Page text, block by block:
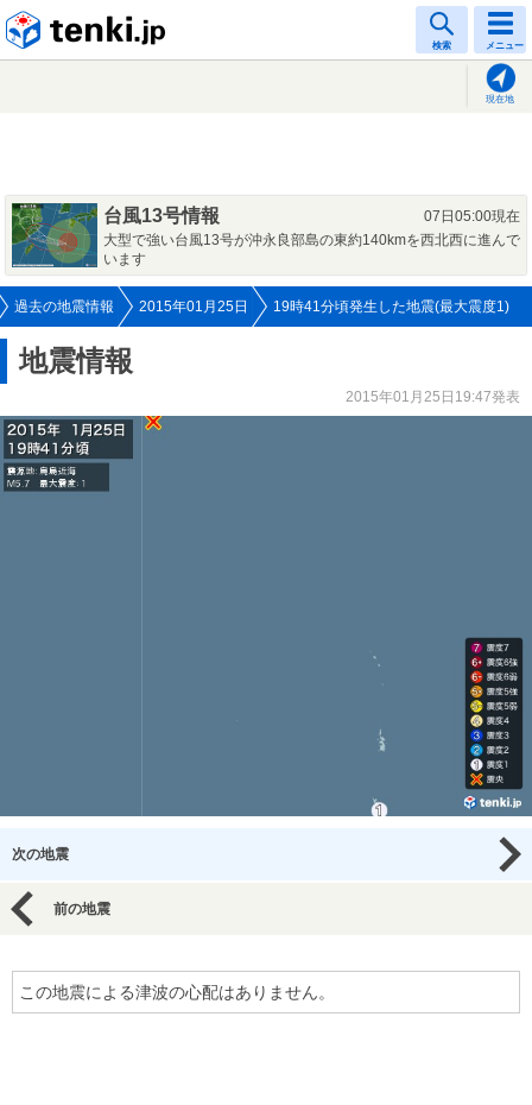
検索 メニュー
現在地
台風13号情報
07日05:00現在
大型で強い台風13号が沖永良部島の東約140kmを西北西に進んで
います
過去の地震情報 2015年01月25日 19時41分頃発生した地震(最大震度1)
地震情報
2015年01月25日19:47発表
次の地震
前の地震
この地震による津波の心配はありません。